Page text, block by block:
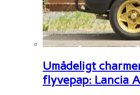
Umådeligt
flyvepap: Lancia